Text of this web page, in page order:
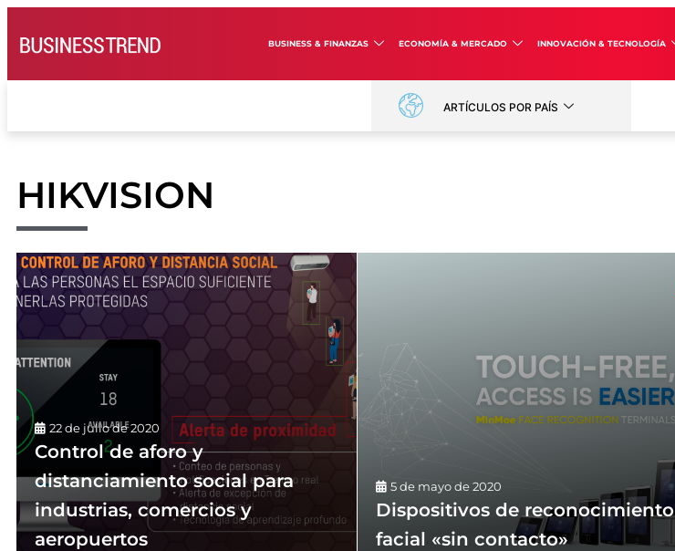
BUSINESS & FINANZAS ECONOMÍA & MERCADO INNOVACIÓN & TECNOLOGÍA
ARTÍCULOS POR PAÍS
HIKVISION
22 de julio de 2020
Control de aforo y
distanciamiento social para
industrias, comercios y
aeropuertos
5 de mayo de 2020
Dispositivos de reconocimiento
facial «sin contacto»